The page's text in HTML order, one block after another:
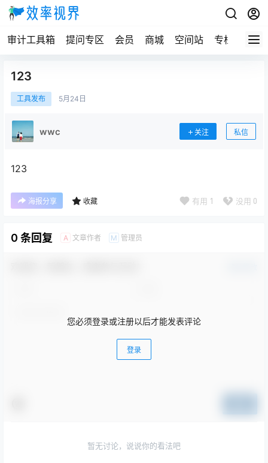
审计工具箱 提问专区 会员 商城 空间站 专栏
123
工具发布 5月 24日
wwc 关注 私信
123
海报分享 收藏 有用 1 没用 0
0 条回复 A 文章作者 M 管理员
您必须登录或注册以后才能发表评论
登录
暂无讨论，说说你的看法吧